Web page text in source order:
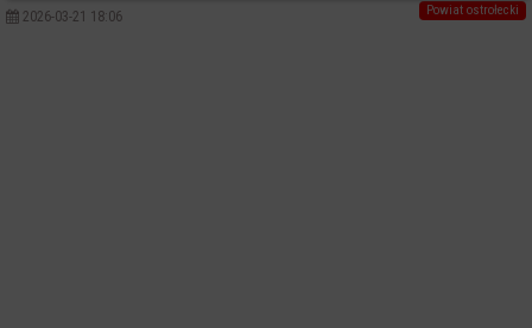
Powiat ostrołecki
2026-03-21 18:06